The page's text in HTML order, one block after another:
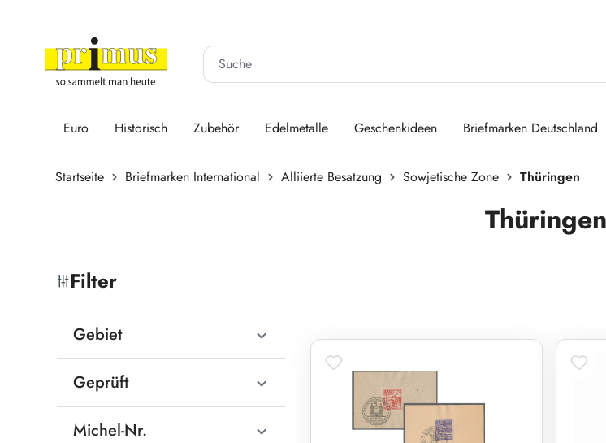
Euro Historisch Zubehör Edelmetalle Geschenkideen Briefmarken Deutschland
Startseite Briefmarken International Alliierte Besatzung Sowjetische Zone Thüringen
Thüringen
Filter
Gebiet
Geprüft
Michel-Nr.